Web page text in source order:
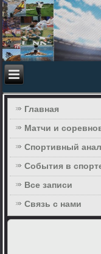
Главная
Матчи и
Спортивный
События в
Все записи
Связь с нами